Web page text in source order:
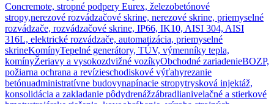
Concremote, stropné podpery Eurex, železobetónové
stropy,nerezové rozvádzačové skrine, nerezové skrine, priemyselné
rozvádzače, rozvádzačové skrine, IP66, IK10, AISI 304, AISI
316L, elektrické rozvádzače, automatizácia, priemyselné
skrineKomínyTepelné generátory, TÚV, výmenníky tepla,
komínyŽeriavy a vysokozdvižné vozíkyObchodné zariadenieBOZP,
požiarna ochrana a revízieschodiskové výťahyrezanie
betónuadministratívne budovynapínacie stropytrysková injektáž,
konsolidácia a zakladanie pôdydrenážzábradlianivelačné a stierkové